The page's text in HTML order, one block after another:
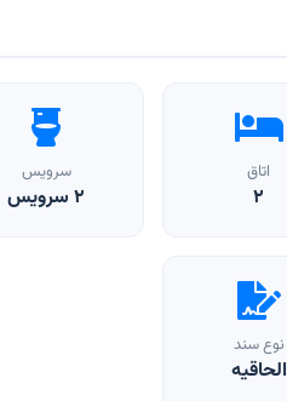
اتاق
۲
سرویس
۲ سرویس
نوع سند
الحاقیه